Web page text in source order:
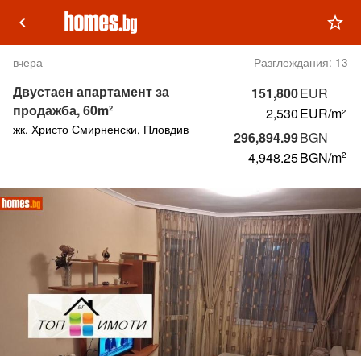
keyboard_arrow_left star_outline
вчера Разглеждания: 13
151,800EUR
2,530EUR/m²
296,894.99BGN
4,948.25BGN/m2
Двустаен апартамент за
продажба, 60m²
жк. Христо Смирненски, Пловдив